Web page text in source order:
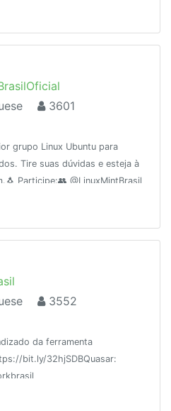
3601
grupo Linux Ubuntu para
Tire suas dúvidas e esteja à
Participe:👥 @LinuxMintBrasil
@UbuntuBrasil
3552
da ferramenta
bit.ly/32hjSDBQuasar: